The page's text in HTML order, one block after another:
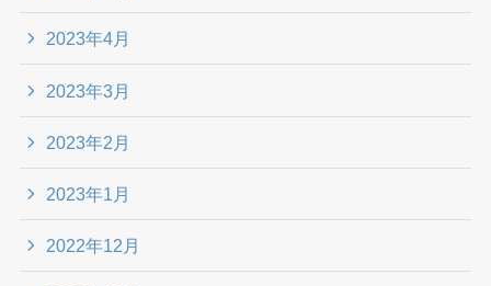
2023年4月
2023年3月
2023年2月
2023年1月
2022年12月